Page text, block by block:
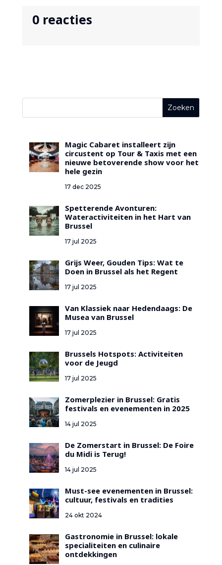
0 reacties
Magic Cabaret installeert zijn
circustent op Tour & Taxis met een
nieuwe betoverende show voor het
hele gezin
17 dec 2025
Spetterende Avonturen:
Wateractiviteiten in het Hart van
Brussel
17 jul 2025
Grijs Weer, Gouden Tips: Wat te
Doen in Brussel als het Regent
17 jul 2025
Van Klassiek naar Hedendaags: De
Musea van Brussel
17 jul 2025
Brussels Hotspots: Activiteiten
voor de Jeugd
17 jul 2025
Zomerplezier in Brussel: Gratis
festivals en evenementen in 2025
14 jul 2025
De Zomerstart in Brussel: De Foire
du Midi is Terug!
14 jul 2025
Must-see evenementen in Brussel:
cultuur, festivals en tradities
24 okt 2024
Gastronomie in Brussel: lokale
specialiteiten en culinaire
ontdekkingen